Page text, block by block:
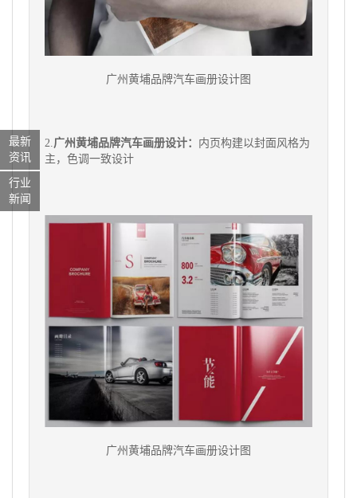
广州黄埔品牌汽车画册设计图
2.广州黄埔品牌汽车画册设计： 内页构建以封面风格为
主，色调一致设计
广州黄埔品牌汽车画册设计图
最新
资讯
行业
新闻